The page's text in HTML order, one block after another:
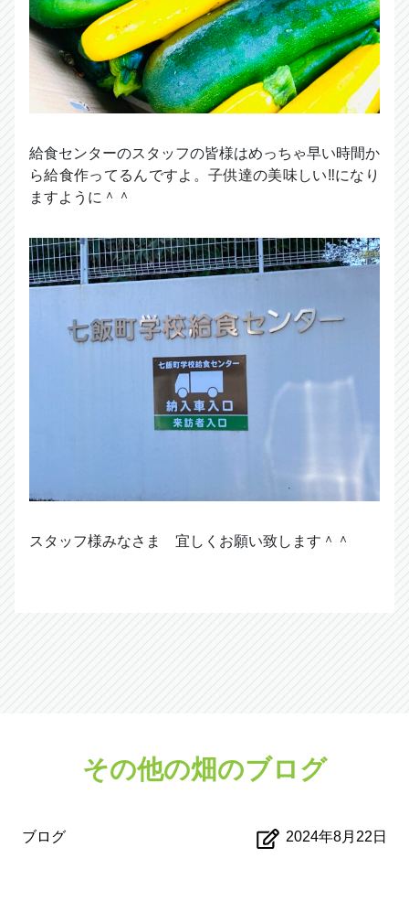
給食センターのスタッフの皆様はめっちゃ早い時間か
ら給食作ってるんですよ。子供達の美味しい‼︎になり
ますように＾＾
スタッフ様みなさま 宜しくお願い致します＾＾
その他の畑のブログ
ブログ 2024年8月22日